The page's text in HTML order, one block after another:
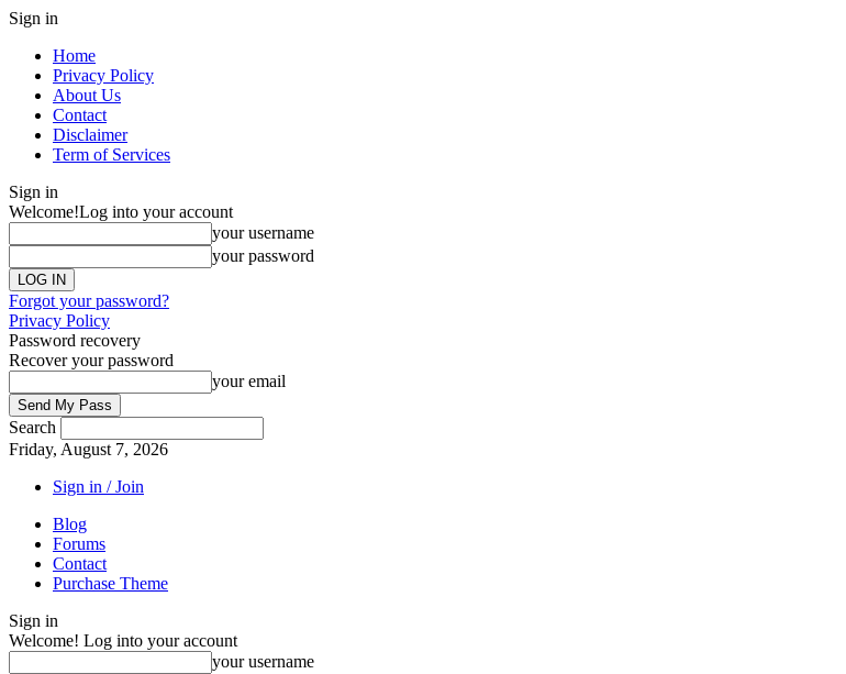
Sign in
Home
Privacy Policy
About Us
Contact
Disclaimer
Term of Services
Sign in
Welcome!Log into your account
your username
your password
Forgot your password?
Privacy Policy
Password recovery
Recover your password
your email
Search
Friday, August 7, 2026
Sign in / Join
Blog
Forums
Contact
Purchase Theme
Sign in
Welcome! Log into your account
your username